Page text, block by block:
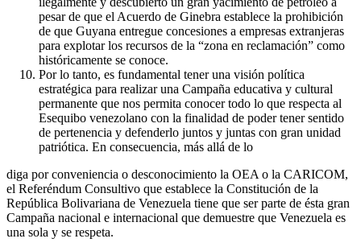
pesar de que el Acuerdo de Ginebra establece la prohibición
de que Guyana entregue concesiones a empresas extranjeras
para explotar los recursos de la “zona en reclamación” como
históricamente se conoce.
Por lo tanto, es fundamental tener una visión política
estratégica para realizar una Campaña educativa y cultural
permanente que nos permita conocer todo lo que respecta al
Esequibo venezolano con la finalidad de poder tener sentido
de pertenencia y defenderlo juntos y juntas con gran unidad
patriótica. En consecuencia, más allá de lo
diga por conveniencia o desconocimiento la OEA o la CARICOM,
el Referéndum Consultivo que establece la Constitución de la
República Bolivariana de Venezuela tiene que ser parte de ésta gran
Campaña nacional e internacional que demuestre que Venezuela es
una sola y se respeta.